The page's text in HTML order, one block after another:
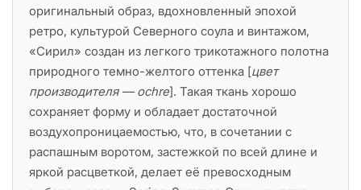
оригинальный образ, вдохновленный эпохой
ретро, культурой Северного соула и винтажом,
«Сирил» создан из легкого трикотажного полотна
природного темно-желтого оттенка [цвет
производителя — ochre]. Такая ткань хорошо
сохраняет форму и обладает достаточной
воздухопроницаемостью, что, в сочетании с
распашным воротом, застежкой по всей длине и
яркой расцветкой, делает её превосходным